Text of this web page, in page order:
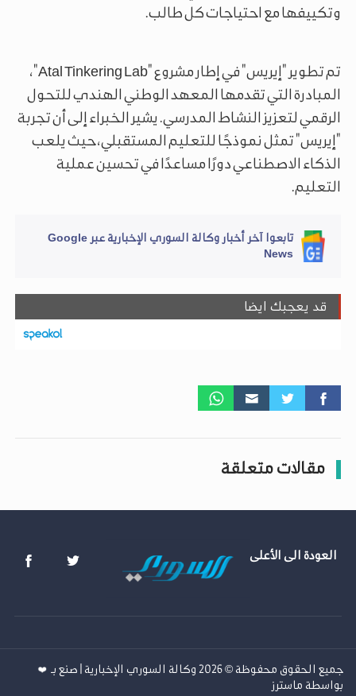
وتكييفها مع احتياجات كل طالب.
تم تطوير "إيريس" في إطار مشروع "Atal Tinkering Lab"،
المبادرة التي تقدمها المعهد الوطني الهندي للتحول
الرقمي لتعزيز النشاط المدرسي. يشير الخبراء إلى أن تجربة
"إيريس" تمثل نموذجًا للتعليم المستقبلي، حيث يلعب
الذكاء الاصطناعي دورًا مساعدًا في تحسين عملية
التعليم.
تابعوا آخر أخبار وكالة السوري الإخبارية عبر Google
News
قد يعجبك ايضا
مقالات متعلقة
العودة الى الأعلى
جميع الحقوق محفوظة © 2026 وكالة السوري الإخبارية | صنع بـ ❤️
بواسطة ماسترز